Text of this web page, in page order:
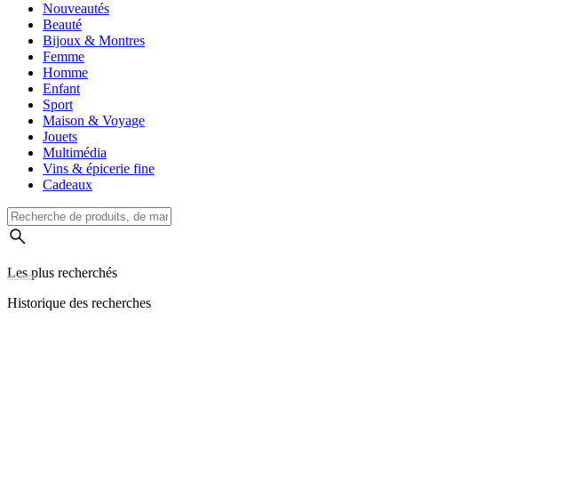
Nouveautés
Beauté
Bijoux & Montres
Femme
Homme
Enfant
Sport
Maison & Voyage
Jouets
Multimédia
Vins & épicerie fine
Cadeaux
Les plus recherchés
Historique des recherches